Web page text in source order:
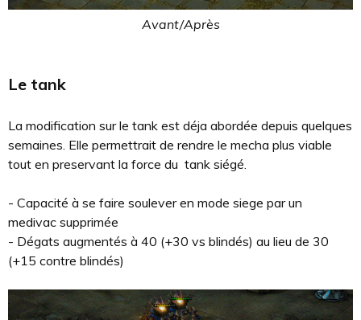
Avant/Après
Le tank
La modification sur le tank est déja abordée depuis quelques
semaines. Elle permettrait de rendre le mecha plus viable
tout en preservant la force du tank siégé.
- Capacité à se faire soulever en mode siege par un
medivac supprimée
- Dégats augmentés à 40 (+30 vs blindés) au lieu de 30
(+15 contre blindés)